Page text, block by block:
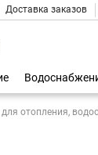
Доставка заказов
отопления,